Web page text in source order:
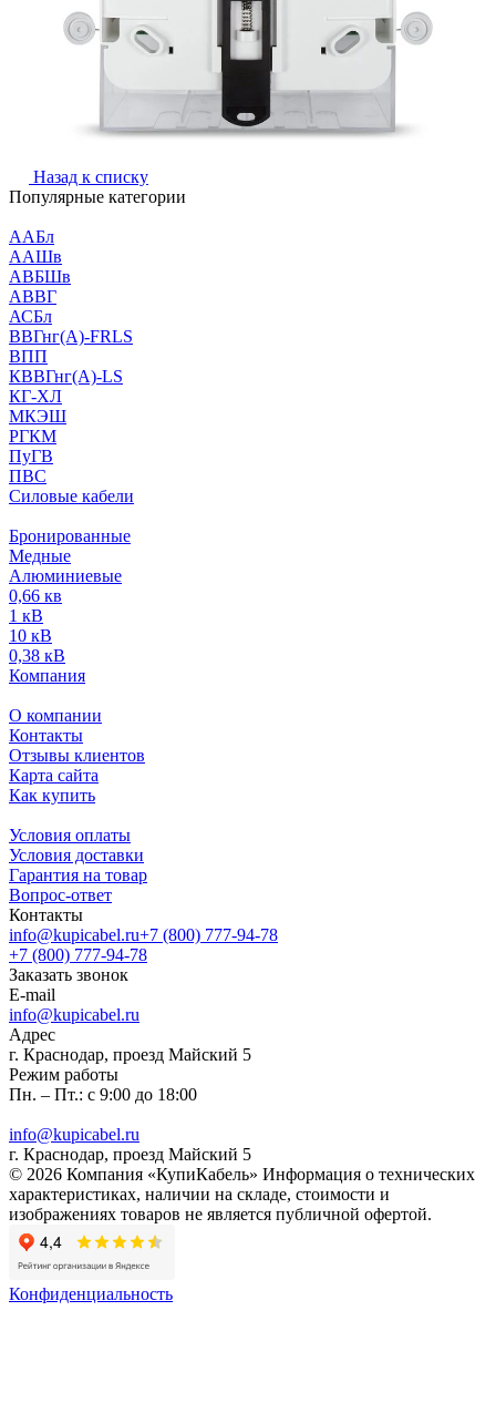
Назад к списку
Популярные категории
ААБл
ААШв
АВБШв
АВВГ
АСБл
ВВГнг(А)-FRLS
ВПП
КВВГнг(А)-LS
КГ-ХЛ
МКЭШ
РГКМ
ПуГВ
ПВС
Силовые кабели
Бронированные
Медные
Алюминиевые
0,66 кв
1 кВ
10 кВ
0,38 кВ
Компания
О компании
Контакты
Отзывы клиентов
Карта сайта
Как купить
Условия оплаты
Условия доставки
Гарантия на товар
Вопрос-ответ
Контакты
info@kupicabel.ru+7 (800) 777-94-78
+7 (800) 777-94-78
Заказать звонок
E-mail
info@kupicabel.ru
Адрес
г. Краснодар, проезд Майский 5
Режим работы
Пн. – Пт.: с 9:00 до 18:00
info@kupicabel.ru
г. Краснодар, проезд Майский 5
© 2026 Компания «КупиКабель» Информация о технических
характеристиках, наличии на складе, стоимости и
изображениях товаров не является публичной офертой.
Конфиденциальность